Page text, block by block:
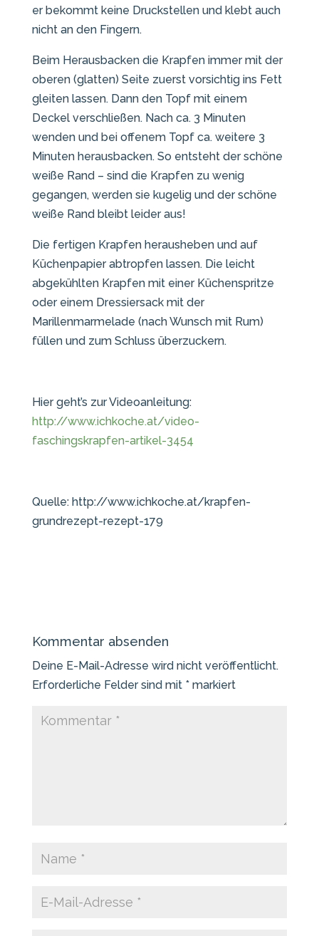
er bekommt keine Druckstellen und klebt auch
nicht an den Fingern.
Beim Herausbacken die Krapfen immer mit der
oberen (glatten) Seite zuerst vorsichtig ins Fett
gleiten lassen. Dann den Topf mit einem
Deckel verschließen. Nach ca. 3 Minuten
wenden und bei offenem Topf ca. weitere 3
Minuten herausbacken. So entsteht der schöne
weiße Rand – sind die Krapfen zu wenig
gegangen, werden sie kugelig und der schöne
weiße Rand bleibt leider aus!
Die fertigen Krapfen herausheben und auf
Küchenpapier abtropfen lassen. Die leicht
abgekühlten Krapfen mit einer Küchenspritze
oder einem Dressiersack mit der
Marillenmarmelade (nach Wunsch mit Rum)
füllen und zum Schluss überzuckern.
Hier geht’s zur Videoanleitung:
http://www.ichkoche.at/video-
faschingskrapfen-artikel-3454
Quelle: http://www.ichkoche.at/krapfen-
grundrezept-rezept-179
Kommentar absenden
Deine E-Mail-Adresse wird nicht veröffentlicht.
Erforderliche Felder sind mit *markiert